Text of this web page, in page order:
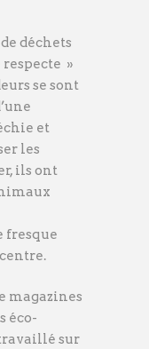
déchets
respecte »
se sont
et
les
ils ont
fresque
magazines
éco-
sur